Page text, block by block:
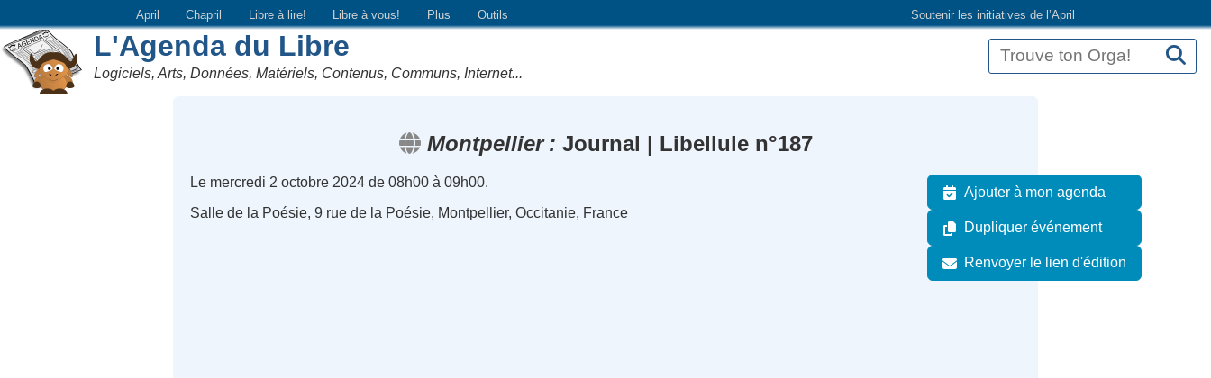
Soutenir les initiatives de l’April
April Chapril Libre à lire! Libre à vous! Plus Outils
L'Agenda du Libre
Logiciels, Arts, Données, Matériels, Contenus, Communs, Internet...
Montpellier Journal | Libellule n°187
Ajouter à mon agenda
Dupliquer événement
Renvoyer le lien d'édition
Le mercredi 2 octobre 2024 de 08h00 à 09h00.
Salle de la Poésie, 9 rue de la Poésie, Montpellier, Occitanie, France